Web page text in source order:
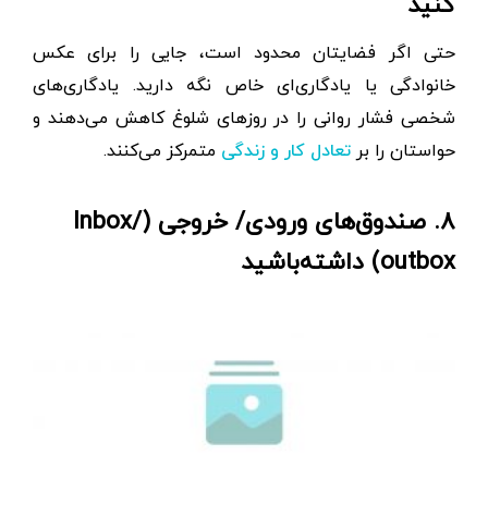
حتی اگر فضایتان محدود است، جایی را برای عکس
خانوادگی یا یادگاری‌ای خاص نگه دارید. یادگاری‌های
شخصی فشار روانی را در روزهای شلوغ کاهش می‌دهند و
حواستان را بر تعادل کار و زندگی متمرکز می‌کنند.
۸. صندوق‌های ورودی/ خروجی (Inbox/
outbox) داشته‌باشید